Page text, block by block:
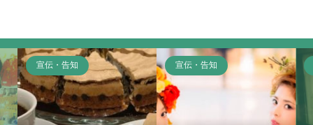
宣伝・告知 宣伝・告知